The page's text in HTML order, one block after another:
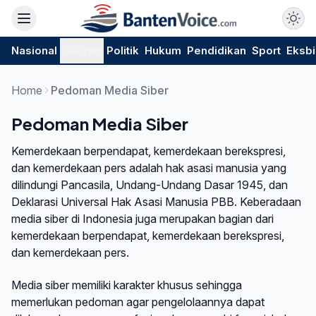
Nasional Politik Hukum Pendidikan Sport
Home Pedoman Media Siber
Pedoman Media Siber
Kemerdekaan berpendapat, kemerdekaan berekspresi,
dan kemerdekaan pers adalah hak asasi manusia yang
dilindungi Pancasila, Undang-Undang Dasar 1945, dan
Deklarasi Universal Hak Asasi Manusia PBB. Keberadaan
media siber di Indonesia juga merupakan bagian dari
kemerdekaan berpendapat, kemerdekaan berekspresi,
dan kemerdekaan pers.
Media siber memiliki karakter khusus sehingga
memerlukan pedoman agar pengelolaannya dapat